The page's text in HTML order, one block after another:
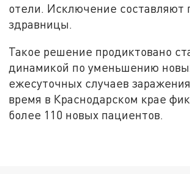
отели. Исключение составляют
здравницы.
Такое решение продиктовано
динамикой по уменьшению
ежесуточных случаев
время в Краснодарском крае
более 110 новых пациентов.